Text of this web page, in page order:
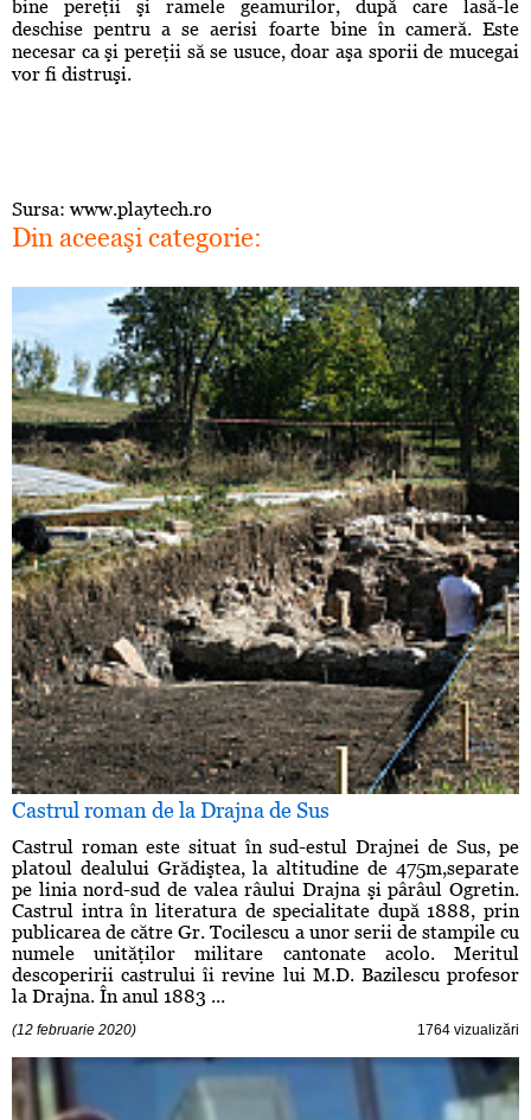
bine pereţii şi ramele geamurilor, după care lasă-le
deschise pentru a se aerisi foarte bine în cameră. Este
necesar ca şi pereţii să se usuce, doar aşa sporii de mucegai
vor fi distruşi.
Sursa: www.playtech.ro
Din aceeaşi categorie:
Castrul roman de la Drajna de Sus
Castrul roman este situat în sud-estul Drajnei de Sus, pe
platoul dealului Grădiştea, la altitudine de 475m,separate
pe linia nord-sud de valea râului Drajna şi pârâul Ogretin.
Castrul intra în literatura de specialitate după 1888, prin
publicarea de către Gr. Tocilescu a unor serii de stampile cu
numele unităţilor militare cantonate acolo. Meritul
descoperirii castrului îi revine lui M.D. Bazilescu profesor
la Drajna. În anul 1883 ...
(12 februarie 2020) 1764 vizualizări